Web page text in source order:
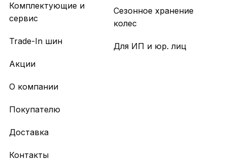
Комплектующие и
сервис
Trade-In шин
Акции
Сезонное хранение
колес
Для ИП и юр. лиц
О компании
Покупателю
Доставка
Контакты